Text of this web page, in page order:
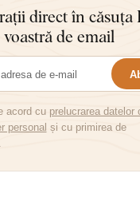
direct în căsuța
voastră de email
acord cu prelucrarea datelor
personal și cu primirea de